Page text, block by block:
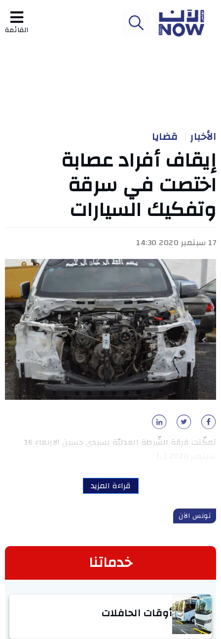
القائمة
الأخبار قضايا
إيقاف أفراد عصابة
اختصت في سرقة
وتفكيك السيارات
17 سبتمبر 2020 14:30
تمكّنت فرقة الشّرطة العدليّة بسيدي حسين الاربعاء 16
قراءة المزيد
تونس الآن
خدماتنا
أوقات الحافلات